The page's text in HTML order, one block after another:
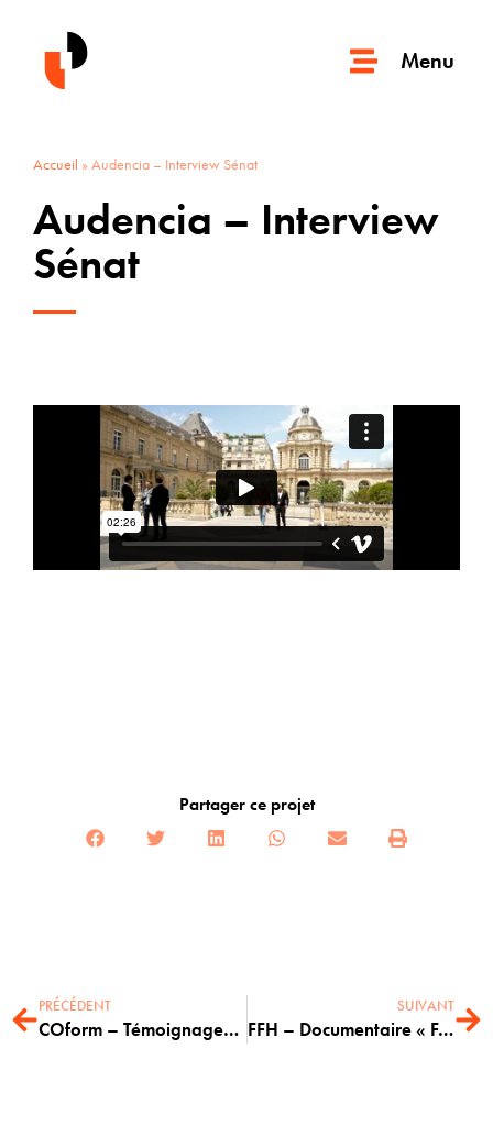
Menu
Accueil »Audencia – Interview Sénat
Audencia – Interview
Sénat
Partager ce projet
PRÉCÉDENT
COform – Témoignages Client
SUIVANT
FFH – Documentaire « Faire équipe avec la différence »